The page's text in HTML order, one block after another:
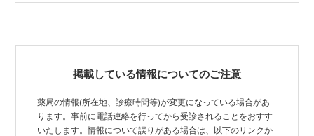
掲載している情報についてのご注意
薬局の情報(所在地、診療時間等)が変更になっている場合があ
ります。事前に電話連絡を行ってから受診されることをおすす
いたします。情報について誤りがある場合は、以下のリンクか